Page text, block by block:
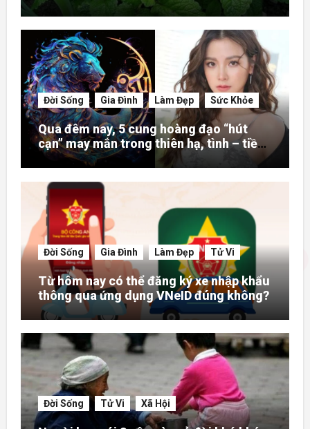
Đời Sống Gia Đình Làm Đẹp Sức Khỏe
Qua đêm nay, 5 cung hoàng đạo “hút
cạn” may mắn trong thiên hạ, tình – tiền
– danh rực rỡ hơn người
Đời Sống Gia Đình Làm Đẹp Tử Vi
Từ hôm nay có thể đăng ký xe nhập khẩu
thông qua ứng dụng VNeID đúng không?
Đời Sống Tử Vi Xã Hội